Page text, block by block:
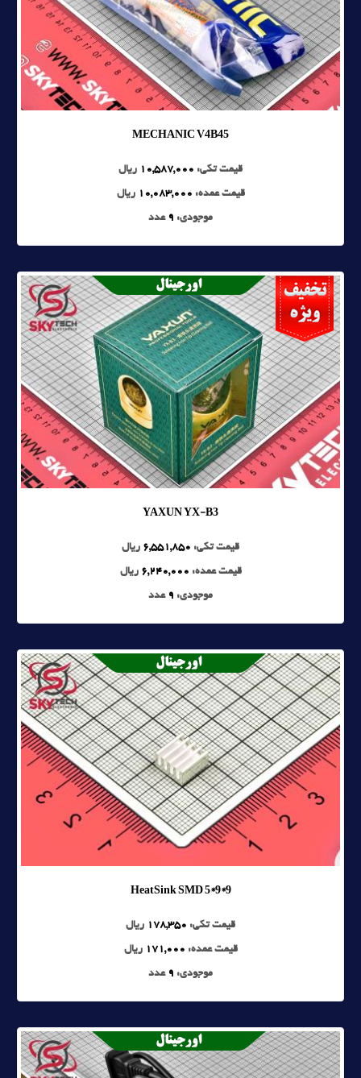
MECHANIC V4B45
قیمت تکی: 10,587,000 ریال
قیمت عمده: 10,083,000 ریال
موجودی: 9 عدد
YAXUN YX-B3
قیمت تکی: 6,551,850 ریال
قیمت عمده: 6,240,000 ریال
موجودی: 9 عدد
HeatSink SMD 5*9*9
قیمت تکی: 178,350 ریال
قیمت عمده: 171,000 ریال
موجودی: 9 عدد